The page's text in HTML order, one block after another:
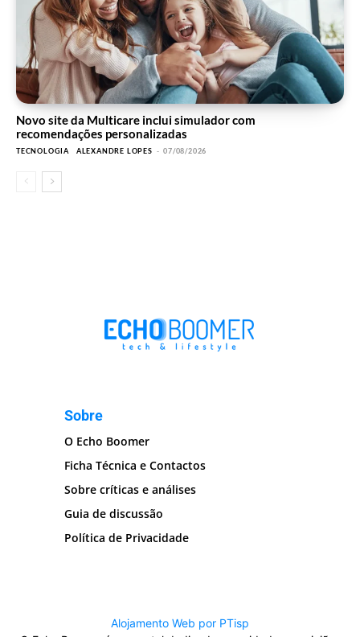
Novo site da Multicare inclui simulador com
recomendações personalizadas
TECNOLOGIA ALEXANDRE LOPES - 07/08/2026
Sobre
O Echo Boomer
Ficha Técnica e Contactos
Sobre críticas e análises
Guia de discussão
Política de Privacidade
Alojamento Web por PTisp